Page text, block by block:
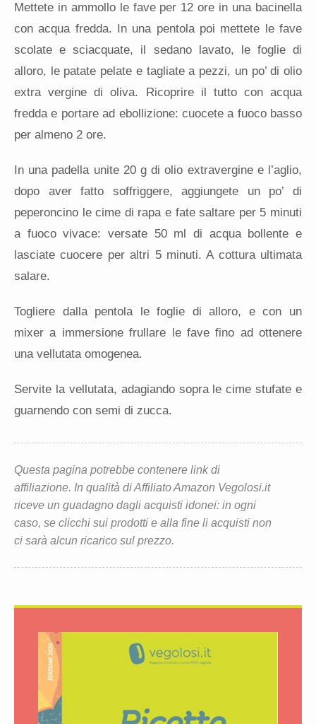
Mettete in ammollo le fave per 12 ore in una bacinella
con acqua fredda. In una pentola poi mettete le fave
scolate e sciacquate, il sedano lavato, le foglie di
alloro, le patate pelate e tagliate a pezzi, un po’ di olio
extra vergine di oliva. Ricoprire il tutto con acqua
fredda e portare ad ebollizione: cuocete a fuoco basso
per almeno 2 ore.
In una padella unite 20 g di olio extravergine e l’aglio,
dopo aver fatto soffriggere, aggiungete un po’ di
peperoncino le cime di rapa e fate saltare per 5 minuti
a fuoco vivace: versate 50 ml di acqua bollente e
lasciate cuocere per altri 5 minuti. A cottura ultimata
salare.
Togliere dalla pentola le foglie di alloro, e con un
mixer a immersione frullare le fave fino ad ottenere
una vellutata omogenea.
Servite la vellutata, adagiando sopra le cime stufate e
guarnendo con semi di zucca.
Questa pagina potrebbe contenere link di
affiliazione. In qualità di Affiliato Amazon Vegolosi.it
riceve un guadagno dagli acquisti idonei: in ogni
caso, se clicchi sui prodotti e alla fine li acquisti non
ci sarà alcun ricarico sul prezzo.